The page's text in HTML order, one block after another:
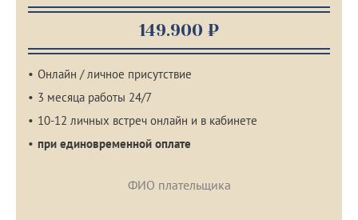
149.900 ₽
Онлайн / личное присутствие
3 месяца работы 24/7
10-12 личных встреч онлайн и в кабинете
при единовременной оплате